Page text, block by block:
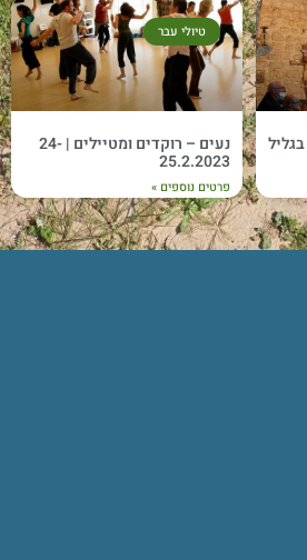
טיולי עבר
נעים – רוקדים ומטיילים | 24-
25.2.2023
פרטים נוספים »